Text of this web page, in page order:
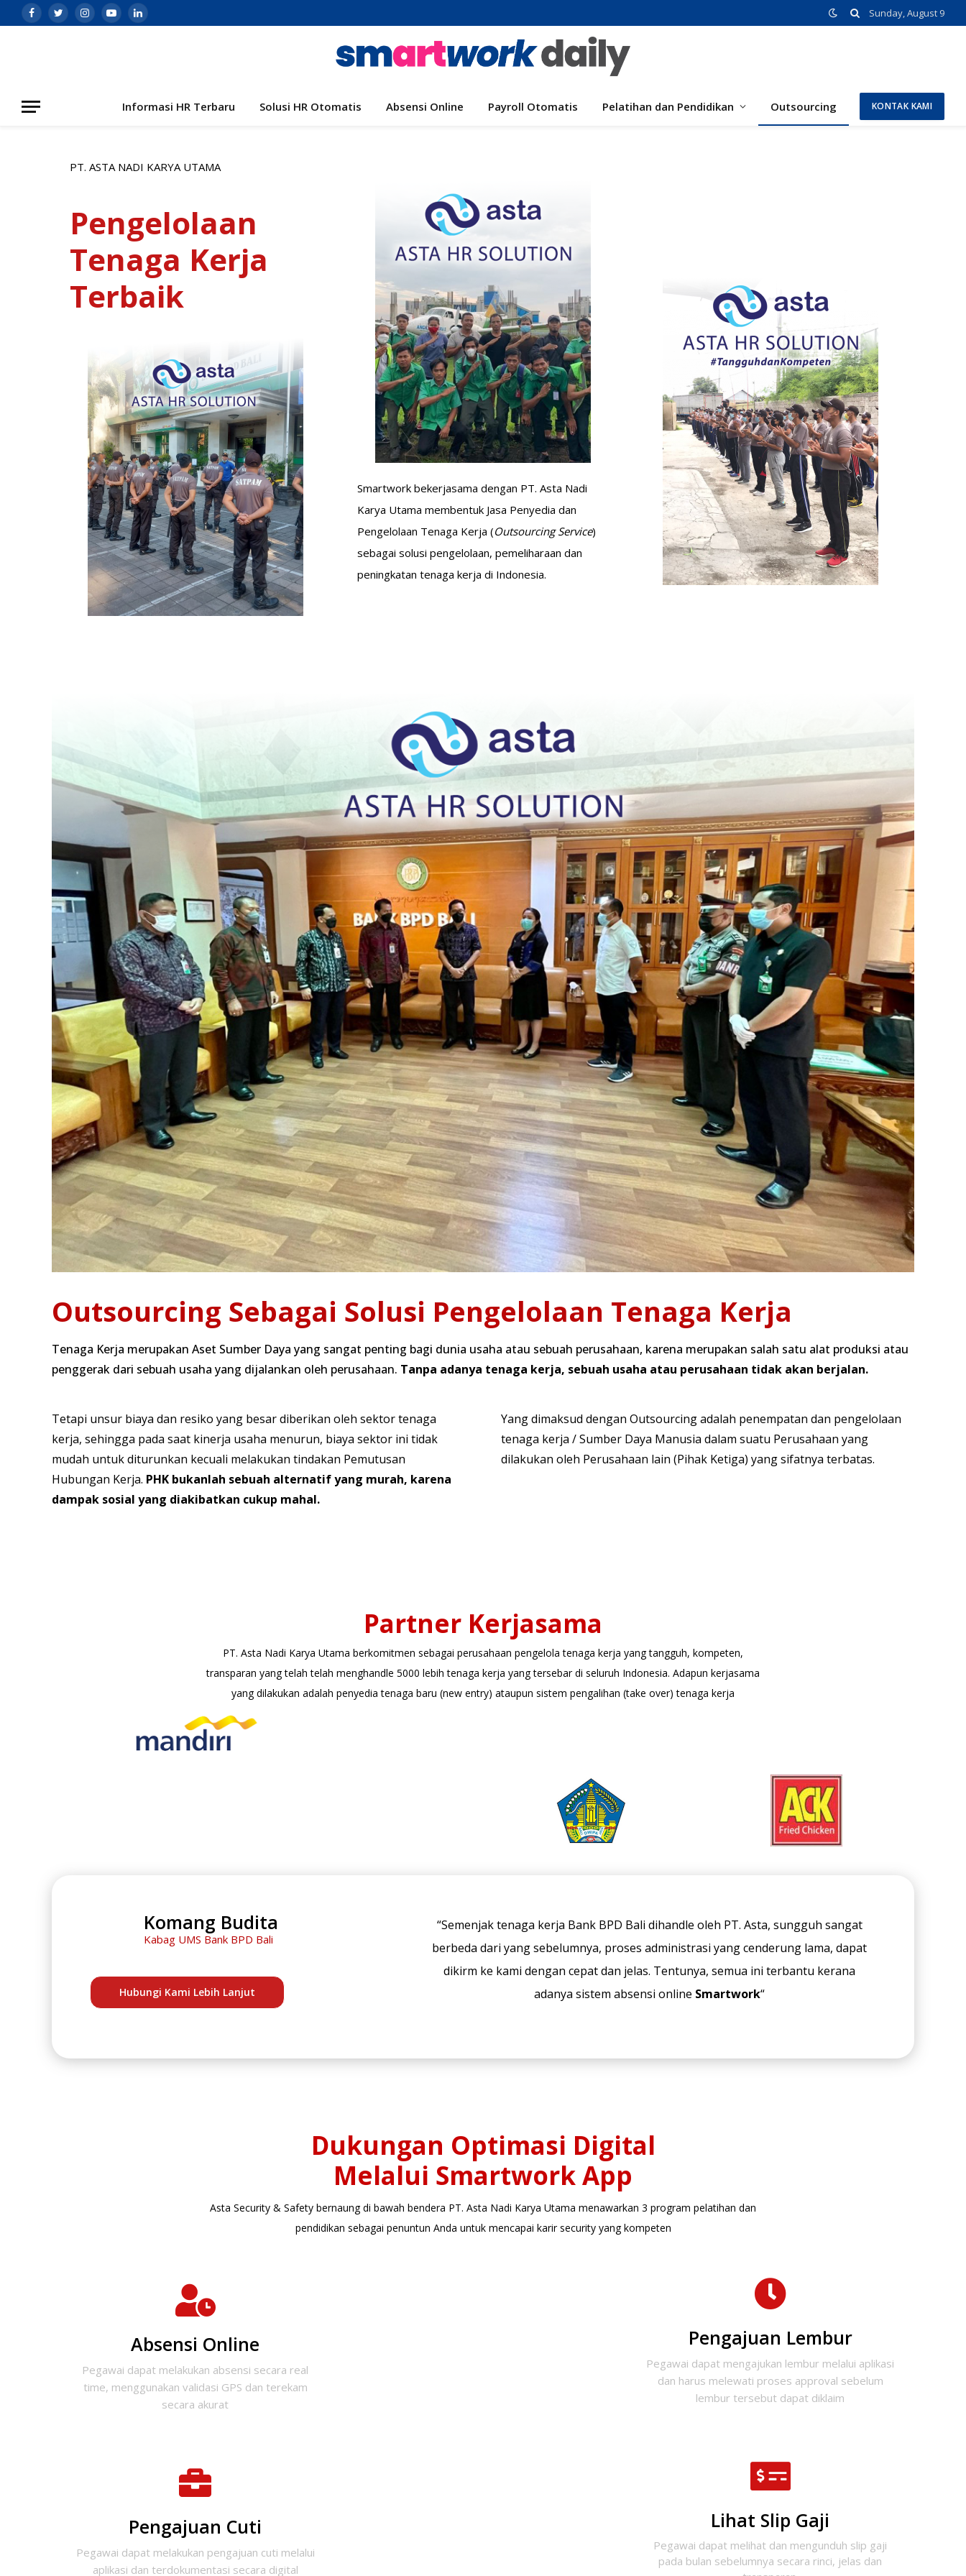
Facebook
TwitterInstagram
YouTubeLinkedIn Sunday, August 9
Informasi HR Terbaru Solusi HR Otomatis Absensi Online Payroll Otomatis Pelatihan dan Pendidikan Outsourcing KONTAK KAMI
PT. ASTA NADI KARYA UTAMA
Pengelolaan
Tenaga Kerja
Terbaik
Smartwork bekerjasama dengan PT. Asta Nadi
Karya Utama membentuk Jasa Penyedia dan
Pengelolaan Tenaga Kerja (Outsourcing Service)
sebagai solusi pengelolaan, pemeliharaan dan
peningkatan tenaga kerja di Indonesia.
Outsourcing Sebagai Solusi Pengelolaan Tenaga Kerja
Tenaga Kerja merupakan Aset Sumber Daya yang sangat penting bagi dunia usaha atau sebuah perusahaan, karena merupakan salah satu alat produksi atau
penggerak dari sebuah usaha yang dijalankan oleh perusahaan. Tanpa adanya tenaga kerja, sebuah usaha atau perusahaan tidak akan berjalan.
Tetapi unsur biaya dan resiko yang besar diberikan oleh sektor tenaga
kerja, sehingga pada saat kinerja usaha menurun, biaya sektor ini tidak
mudah untuk diturunkan kecuali melakukan tindakan Pemutusan
Hubungan Kerja. PHK bukanlah sebuah alternatif yang murah, karena
dampak sosial yang diakibatkan cukup mahal.
Yang dimaksud dengan Outsourcing adalah penempatan dan pengelolaan
tenaga kerja / Sumber Daya Manusia dalam suatu Perusahaan yang
dilakukan oleh Perusahaan lain (Pihak Ketiga) yang sifatnya terbatas.
Partner Kerjasama
PT. Asta Nadi Karya Utama berkomitmen sebagai perusahaan pengelola tenaga kerja yang tangguh, kompeten,
transparan yang telah telah menghandle 5000 lebih tenaga kerja yang tersebar di seluruh Indonesia. Adapun kerjasama
yang dilakukan adalah penyedia tenaga baru (new entry) ataupun sistem pengalihan (take over) tenaga kerja
Komang Budita
Kabag UMS Bank BPD Bali
Hubungi Kami Lebih Lanjut
“Semenjak tenaga kerja Bank BPD Bali dihandle oleh PT. Asta, sungguh sangat
berbeda dari yang sebelumnya, proses administrasi yang cenderung lama, dapat
dikirm ke kami dengan cepat dan jelas. Tentunya, semua ini terbantu kerana
adanya sistem absensi online Smartwork“
Dukungan Optimasi Digital
Melalui Smartwork App
Asta Security & Safety bernaung di bawah bendera PT. Asta Nadi Karya Utama menawarkan 3 program pelatihan dan
pendidikan sebagai penuntun Anda untuk mencapai karir security yang kompeten
Absensi Online
Pegawai dapat melakukan absensi secara real
time, menggunakan validasi GPS dan terekam
secara akurat
Pengajuan Cuti
Pegawai dapat melakukan pengajuan cuti melalui
aplikasi dan terdokumentasi secara digital
Pengajuan Lembur
Pegawai dapat mengajukan lembur melalui aplikasi
dan harus melewati proses approval sebelum
lembur tersebut dapat diklaim
Lihat Slip Gaji
Pegawai dapat melihat dan mengunduh slip gaji
pada bulan sebelumnya secara rinci, jelas dan